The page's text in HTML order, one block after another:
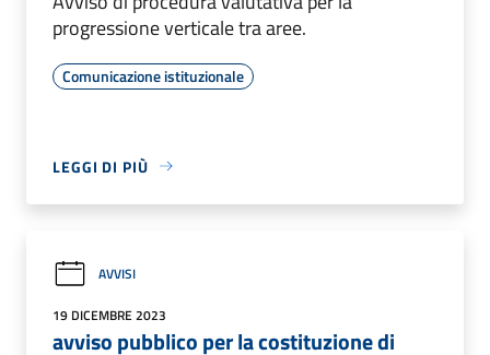
progressione verticale tra aree.
Comunicazione istituzionale
LEGGI DI PIÙ
AVVISI
19 DICEMBRE 2023
avviso pubblico per la costituzione di